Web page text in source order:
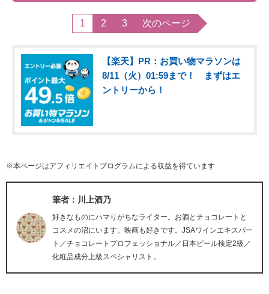
1 2 3 次のページ
【楽天】PR：お買い物マラソンは
8/11（火）01:59まで！ まずはエ
ントリーから！
※本ページはアフィリエイトプログラムによる収益を得ています
筆者：川上酒乃
好きなものにハマりがちなライター。お酒とチョコレートと
コスメの沼にいます。映画も好きです。JSAワインエキスパー
ト／チョコレートプロフェッショナル／日本ビール検定2級／
化粧品成分上級スペシャリスト。